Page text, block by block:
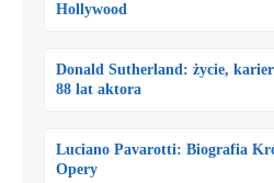
Hollywood
Donald Sutherland: życie,
88 lat aktora
Luciano Pavarotti: Biografia
Opery